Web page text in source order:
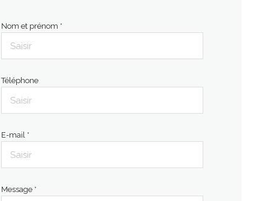
Nom et prénom *
Téléphone
E-mail *
Message *